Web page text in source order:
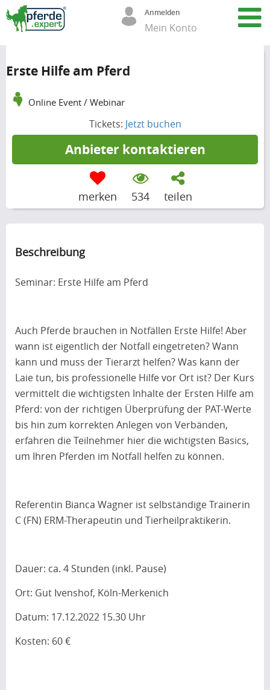
Anmelden
Mein Konto
Erste Hilfe am Pferd
Online Event / Webinar
Tickets: Jetzt buchen
Anbieter kontaktieren
merken 534 teilen
Beschreibung
Seminar: Erste Hilfe am Pferd
Auch Pferde brauchen in Notfällen Erste Hilfe! Aber
wann ist eigentlich der Notfall eingetreten? Wann
kann und muss der Tierarzt helfen? Was kann der
Laie tun, bis professionelle Hilfe vor Ort ist? Der Kurs
vermittelt die wichtigsten Inhalte der Ersten Hilfe am
Pferd: von der richtigen Überprüfung der PAT-Werte
bis hin zum korrekten Anlegen von Verbänden,
erfahren die Teilnehmer hier die wichtigsten Basics,
um Ihren Pferden im Notfall helfen zu können.
Referentin Bianca Wagner ist selbständige Trainerin
C (FN) ERM-Therapeutin und Tierheilpraktikerin.
Dauer: ca. 4 Stunden (inkl. Pause)
Ort: Gut Ivenshof, Köln-Merkenich
Datum: 17.12.2022 15.30 Uhr
Kosten: 60 €